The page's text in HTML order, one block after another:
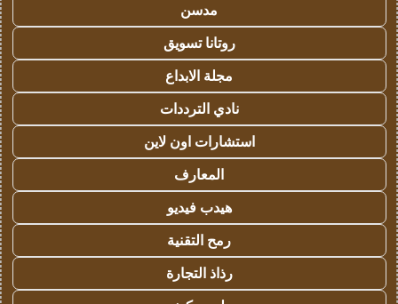
مدسن
روتانا تسويق
مجلة الابداع
نادي الترددات
استشارات اون لاين
المعارف
هيدب فيديو
رمح التقنية
رذاذ التجارة